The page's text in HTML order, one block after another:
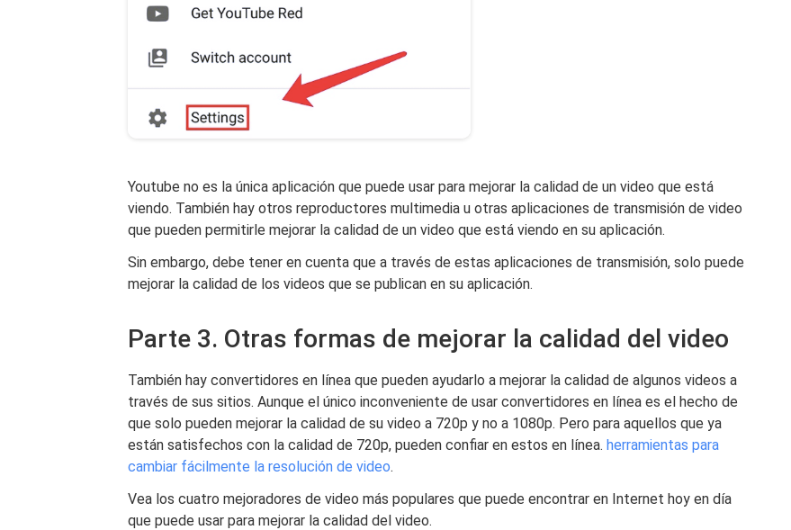
Youtube no es la única aplicación que puede usar para mejorar la calidad de un video que está
viendo. También hay otros reproductores multimedia u otras aplicaciones de transmisión de video
que pueden permitirle mejorar la calidad de un video que está viendo en su aplicación.
Sin embargo, debe tener en cuenta que a través de estas aplicaciones de transmisión, solo puede
mejorar la calidad de los videos que se publican en su aplicación.
Parte 3. Otras formas de mejorar la calidad del video
También hay convertidores en línea que pueden ayudarlo a mejorar la calidad de algunos videos a
través de sus sitios. Aunque el único inconveniente de usar convertidores en línea es el hecho de
que solo pueden mejorar la calidad de su video a 720p y no a 1080p. Pero para aquellos que ya
están satisfechos con la calidad de 720p, pueden confiar en estos en línea. herramientas para
cambiar fácilmente la resolución de video.
Vea los cuatro mejoradores de video más populares que puede encontrar en Internet hoy en día
que puede usar para mejorar la calidad del video.